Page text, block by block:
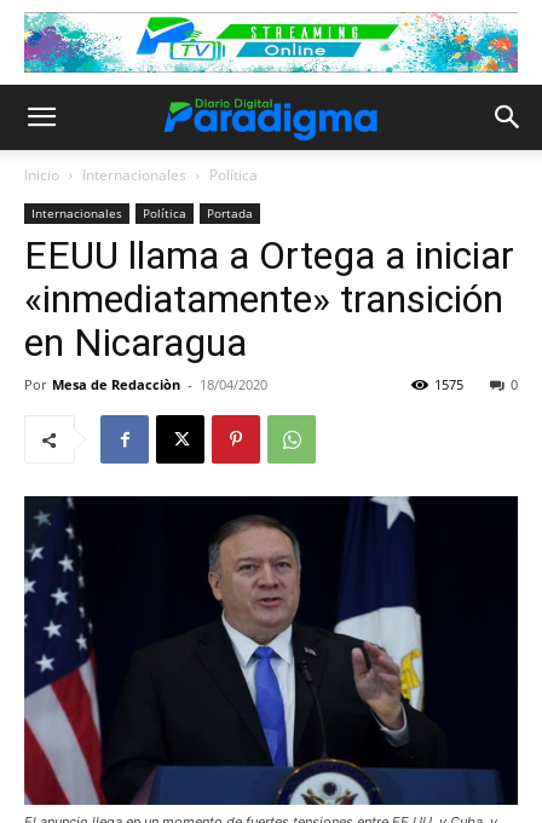
Inicio Internacionales Política
Internacionales Política Portada
EEUU llama a Ortega a iniciar
«inmediatamente» transición
en Nicaragua
Por Mesa de Redacciòn - 18/04/2020 0
1575